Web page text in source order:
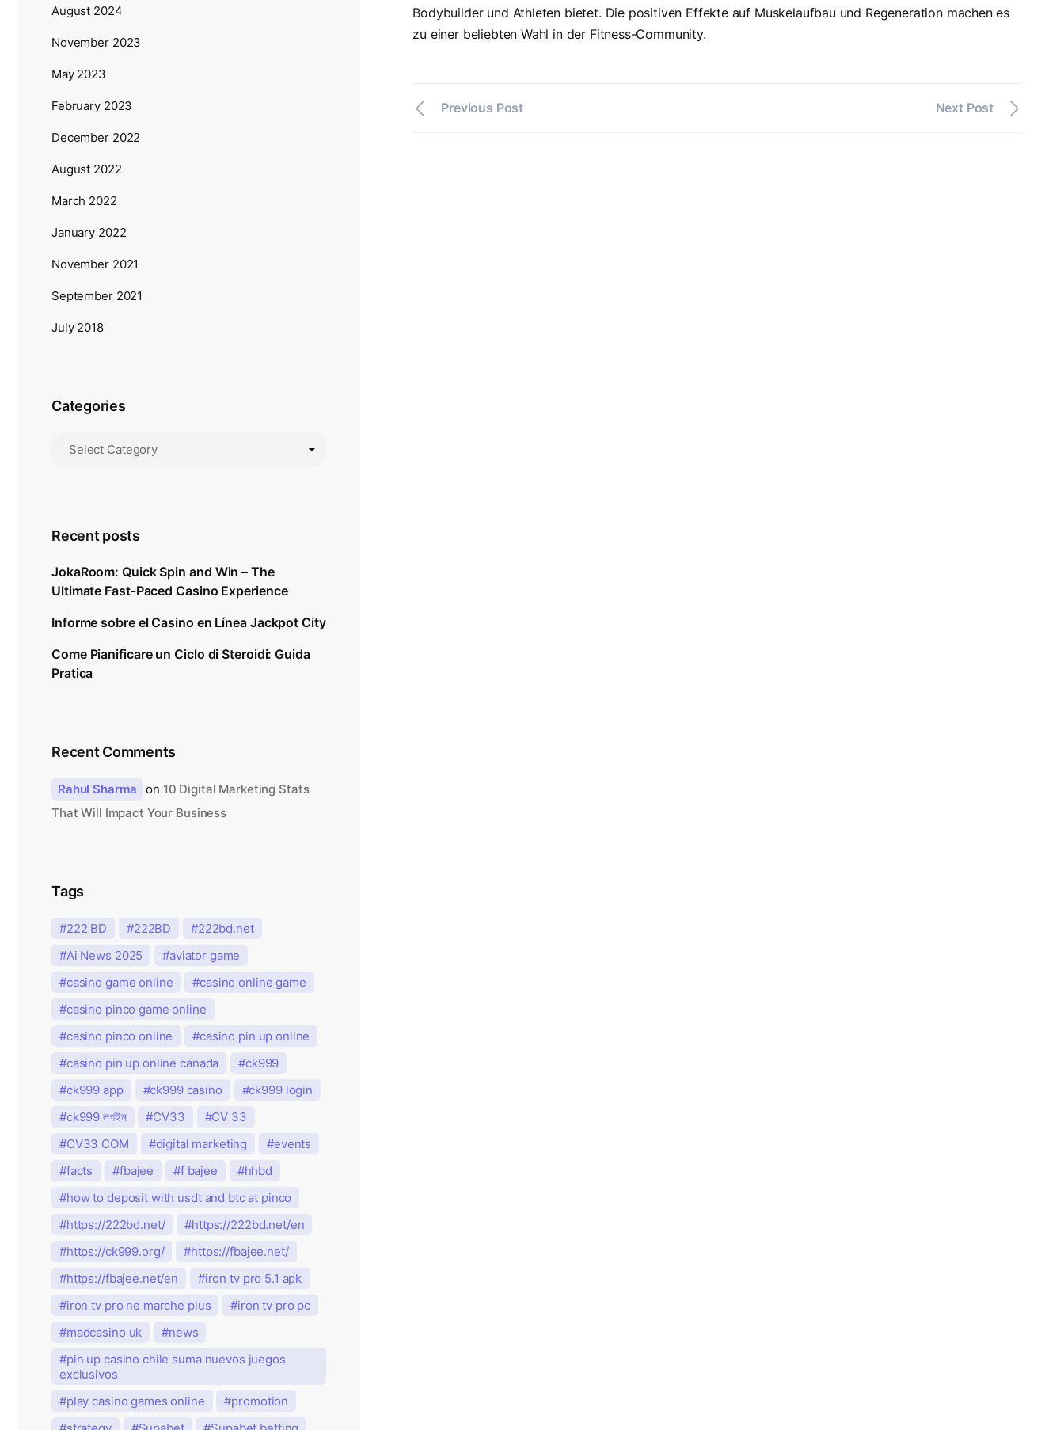
Bodybuilder und Athleten bietet. Die positiven Effekte auf Muskelaufbau und Regeneration machen es
zu einer beliebten Wahl in der Fitness-Community.
Previous Post Next Post
August 2024
November 2023
May 2023
February 2023
December 2022
August 2022
March 2022
January 2022
November 2021
September 2021
July 2018
Categories
Recent posts
JokaRoom: Quick Spin and Win – The
Ultimate Fast‑Paced Casino Experience
Informe sobre el Casino en Línea Jackpot City
Come Pianificare un Ciclo di Steroidi: Guida
Pratica
Recent Comments
Rahul Sharma on 10 Digital Marketing Stats
That Will Impact Your Business
Tags
222 BD 222BD
222bd.net
Ai News 2025
aviator game
casino game online
casino online game
casino pinco game online
casino pinco online
casino pin up online
casino pin up online canada
ck999
ck999 app
ck999 casino
ck999 login
ck999 লগইন
CV33
CV 33
CV33 COM
digital marketing
events
facts
fbajee f bajee
hhbd
how to deposit with usdt and btc at pinco
https://222bd.net/
https://222bd.net/en
https://ck999.org/
https://fbajee.net/
https://fbajee.net/en
iron tv pro 5.1 apk
iron tv pro ne marche plus
iron tv pro pc
madcasino uk
news
pin up casino chile suma nuevos juegos
exclusivos
play casino games online
promotion